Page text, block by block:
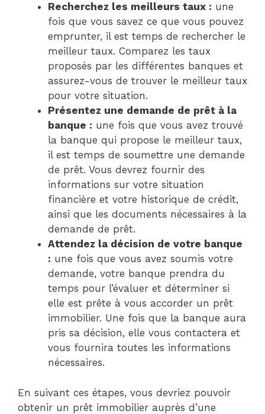
Recherchez les meilleurs taux : une
fois que vous savez ce que vous pouvez
emprunter, il est temps de rechercher le
meilleur taux. Comparez les taux
proposés par les différentes banques et
assurez-vous de trouver le meilleur taux
pour votre situation.
Présentez une demande de prêt à la
banque : une fois que vous avez trouvé
la banque qui propose le meilleur taux,
il est temps de soumettre une demande
de prêt. Vous devrez fournir des
informations sur votre situation
financière et votre historique de crédit,
ainsi que les documents nécessaires à la
demande de prêt.
Attendez la décision de votre banque
: une fois que vous avez soumis votre
demande, votre banque prendra du
temps pour l’évaluer et déterminer si
elle est prête à vous accorder un prêt
immobilier. Une fois que la banque aura
pris sa décision, elle vous contactera et
vous fournira toutes les informations
nécessaires.
En suivant ces étapes, vous devriez pouvoir
obtenir un prêt immobilier auprès d’une